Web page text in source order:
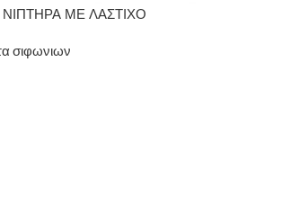
ΜΕ ΛΑΣΤΙΧΟ
σιφωνιων